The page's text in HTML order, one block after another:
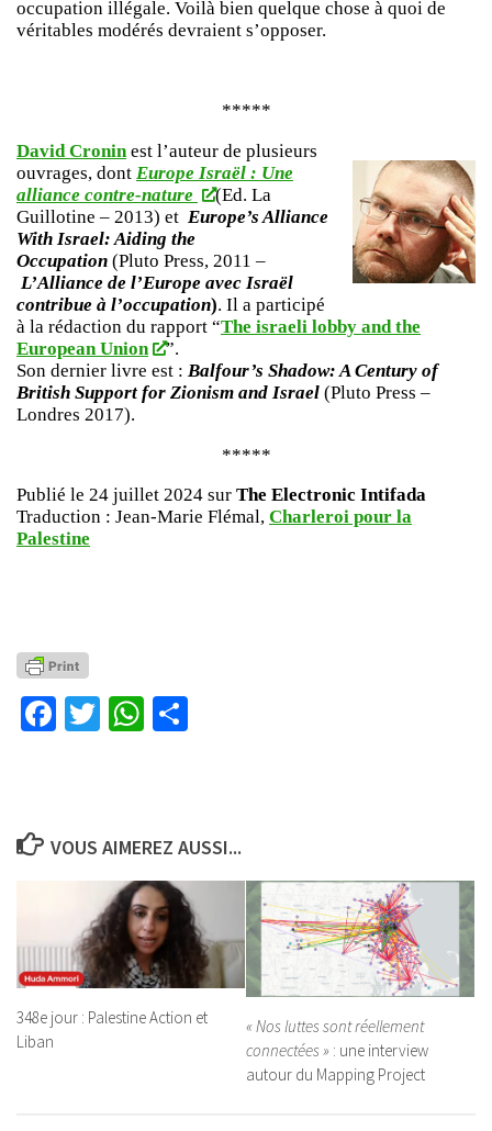
occupation illégale. Voilà bien quelque chose à quoi de
véritables modérés devraient s’opposer.
*****
David Croninest l’auteur de plusieurs
ouvrages, dont Europe Israël : Une
alliance contre-nature
(Ed. La
Guillotine – 2013) et Europe’s Alliance
With Israel: Aiding the
Occupation (Pluto Press, 2011 –
L’Alliance de l’Europe avec Israël
contribue à l’occupation). Il a participé
à la rédaction du rapport “The israeli lobby and the
European Union
”.
Son dernier livre est : Balfour’s Shadow: A Century of
British Support for Zionism and Israel (Pluto Press –
Londres 2017).
*****
Publié le 24 juillet 2024 sur The Electronic Intifada
Traduction : Jean-Marie Flémal, Charleroi pour la
Palestine
Facebook
TwitterWhatsApp
VOUS AIMEREZ AUSSI...
348e jour : Palestine Action et
Liban
« Nos luttes sont réellement
connectées » : une interview
autour du Mapping Project